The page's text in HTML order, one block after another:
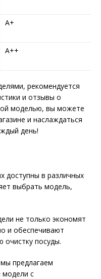
A+
A++
рекомендуется
и отзывы о
моделью, вы можете
и наслаждаться
день!
доступны в различных
выбрать модель,
не только экономят
и обеспечивают
очистку посуды.
предлагаем
модели с